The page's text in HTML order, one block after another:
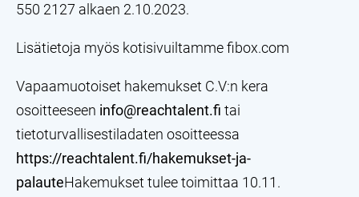
550 2127 alkaen 2.10.2023.
Lisätietoja myös kotisivuiltamme fibox.com
Vapaamuotoiset hakemukset C.V:n kera
osoitteeseen info@reachtalent.fi tai
tietoturvallisestiladaten osoitteessa
https://reachtalent.fi/hakemukset-ja-
palauteHakemukset tulee toimittaa 10.11.